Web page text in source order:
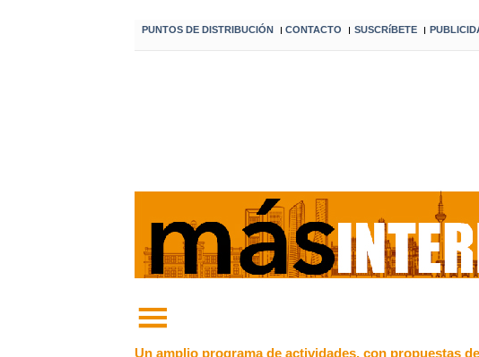
PUNTOS DE DISTRIBUCIÓN I CONTACTO I SUSCRíBETE I
Un amplio programa de actividades, con propuestas